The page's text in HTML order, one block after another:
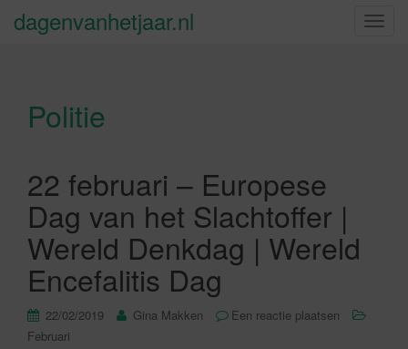
S
dagenvanhetjaar.nl
Politie
22 februari – Europese
Dag van het Slachtoffer |
Wereld Denkdag | Wereld
Encefalitis Dag
22/02/2019 Gina Makken
Een reactie plaatsen
Februari